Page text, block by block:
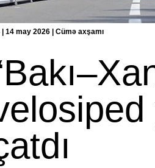
14 may 2026 | Cümə axşamı